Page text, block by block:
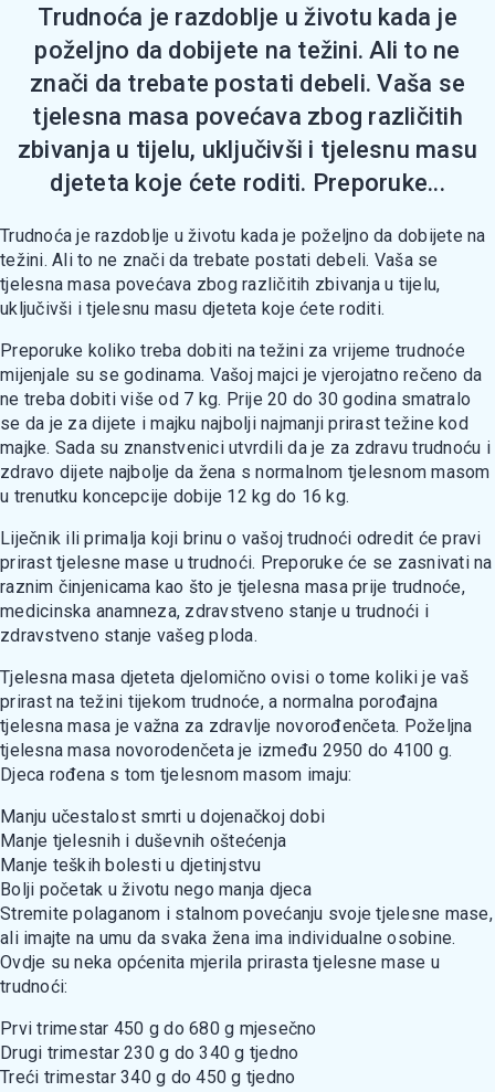
Trudnoća je razdoblje u životu kada je
poželjno da dobijete na težini. Ali to ne
znači da trebate postati debeli. Vaša se
tjelesna masa povećava zbog različitih
zbivanja u tijelu, uključivši i tjelesnu masu
djeteta koje ćete roditi. Preporuke...
Trudnoća je razdoblje u životu kada je poželjno da dobijete na
težini. Ali to ne znači da trebate postati debeli. Vaša se
tjelesna masa povećava zbog različitih zbivanja u tijelu,
uključivši i tjelesnu masu djeteta koje ćete roditi.
Preporuke koliko treba dobiti na težini za vrijeme trudnoće
mijenjale su se godinama. Vašoj majci je vjerojatno rečeno da
ne treba dobiti više od 7 kg. Prije 20 do 30 godina smatralo
se da je za dijete i majku najbolji najmanji prirast težine kod
majke. Sada su znanstvenici utvrdili da je za zdravu trudnoću i
zdravo dijete najbolje da žena s normalnom tjelesnom masom
u trenutku koncepcije dobije 12 kg do 16 kg.
Liječnik ili primalja koji brinu o vašoj trudnoći odredit će pravi
prirast tjelesne mase u trudnoći. Preporuke će se zasnivati na
raznim činjenicama kao što je tjelesna masa prije trudnoće,
medicinska anamneza, zdravstveno stanje u trudnoći i
zdravstveno stanje vašeg ploda.
Tjelesna masa djeteta djelomično ovisi o tome koliki je vaš
prirast na težini tijekom trudnoće, a normalna porođajna
tjelesna masa je važna za zdravlje novorođenčeta. Poželjna
tjelesna masa novorodenčeta je između 2950 do 4100 g.
Djeca rođena s tom tjelesnom masom imaju:
Manju učestalost smrti u dojenačkoj dobi
Manje tjelesnih i duševnih oštećenja
Manje teških bolesti u djetinjstvu
Bolji početak u životu nego manja djeca
Stremite polaganom i stalnom povećanju svoje tjelesne mase,
ali imajte na umu da svaka žena ima individualne osobine.
Ovdje su neka općenita mjerila prirasta tjelesne mase u
trudnoći:
Prvi trimestar 450 g do 680 g mjesečno
Drugi trimestar 230 g do 340 g tjedno
Treći trimestar 340 g do 450 g tjedno